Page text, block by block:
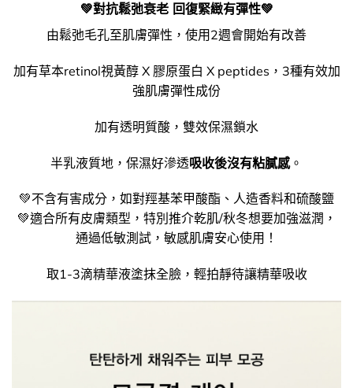
💚對抗鬆弛衰老 回復緊緻有彈性💚
由鬆弛毛孔至肌膚彈性，使用2週會開始有改善
加有草本retinol視黃醇 X 膠原蛋白 X peptides，3種有效加
強肌膚彈性成份
加有透明質酸，雙效保濕鎖水
半乳液質地，保濕好滲透吸收後沒有粘膩感。
💚不含有害成分，如對羥基苯甲酸酯、人造香料和硫酸鹽
💚適合所有皮膚類型，特別推介乾肌/秋冬想要加強滋潤，
通過低敏測試，敏感肌膚安心使用！
取1-3滴精華液塗抹全臉，輕拍靜待讓精華吸收